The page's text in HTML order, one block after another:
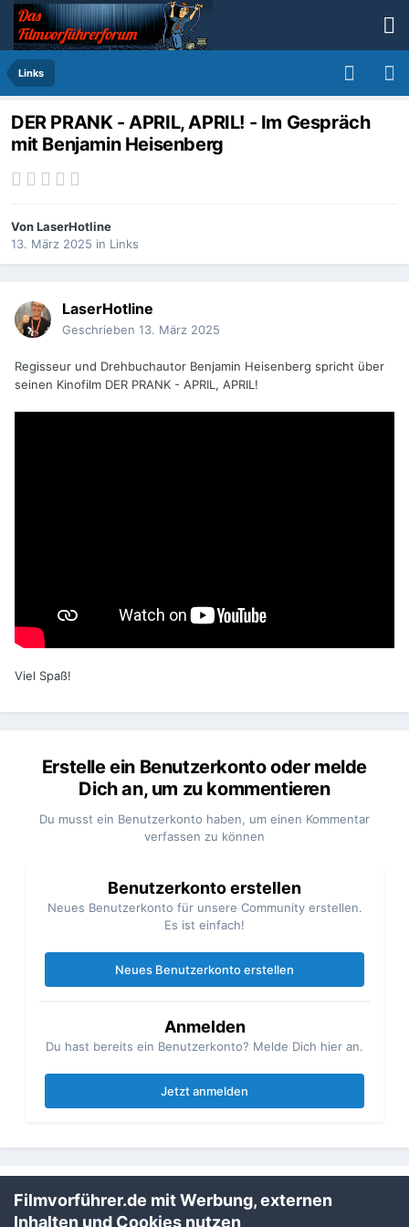
Links
DER PRANK - APRIL, APRIL! - Im Gespräch
mit Benjamin Heisenberg
VonLaserHotline
13. März 2025 in Links
LaserHotline
Geschrieben 13. März 2025
Regisseur und Drehbuchautor Benjamin Heisenberg spricht über
seinen Kinofilm DER PRANK - APRIL, APRIL!
Viel Spaß!
Erstelle ein Benutzerkonto oder melde
Dich an, um zu kommentieren
Du musst ein Benutzerkonto haben, um einen Kommentar
verfassen zu können
Benutzerkonto erstellen
Neues Benutzerkonto für unsere Community erstellen.
Es ist einfach!
Neues Benutzerkonto erstellen
Anmelden
Du hast bereits ein Benutzerkonto? Melde Dich hier an.
Jetzt anmelden
Teilen Folgen
Filmvorführer.de mit Werbung, externen
Inhalten und Cookies nutzen